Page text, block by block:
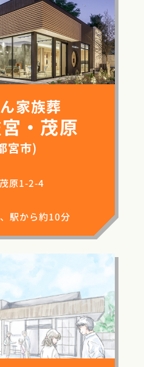
家族葬
・茂原
宮市)
原1-2-4
駅から約10分